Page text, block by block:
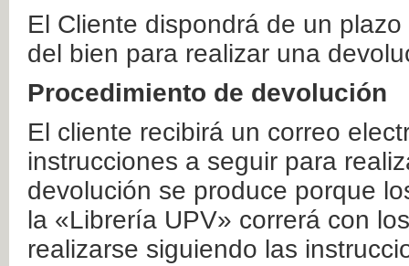
El Cliente dispondrá de un
del bien para realizar una
Procedimiento de devolución
El cliente recibirá un correo
instrucciones a seguir para
devolución se produce porque
la «Librería UPV» correrá con
realizarse siguiendo las